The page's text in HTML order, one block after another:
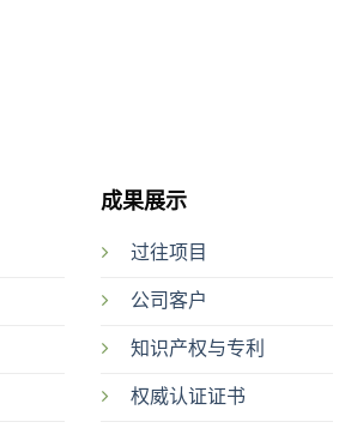
成果展示
过往项目
公司客户
知识产权与专利
权威认证证书